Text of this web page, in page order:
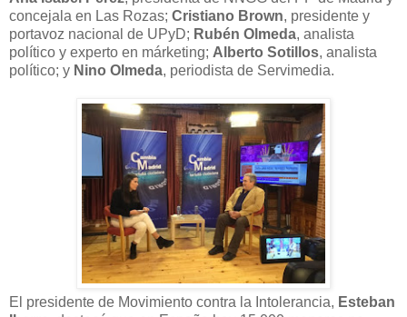
concejala en Las Rozas; Cristiano Brown, presidente y
portavoz nacional de UPyD; Rubén Olmeda, analista
político y experto en márketing; Alberto Sotillos, analista
político; y Nino Olmeda, periodista de Servimedia.
El presidente de Movimiento contra la Intolerancia, Esteban